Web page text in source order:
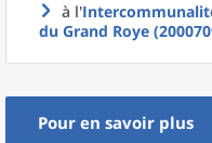
à l'
du Grand Roye
Pour en savoir plus